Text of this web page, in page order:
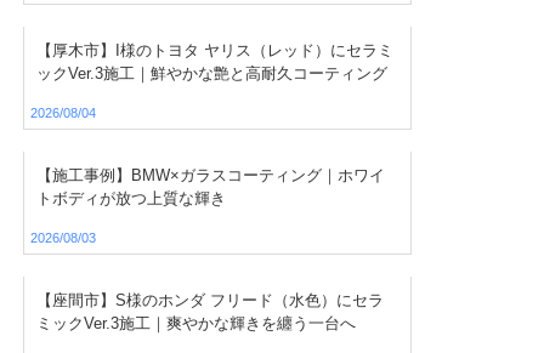
【厚木市】I様のトヨタ ヤリス（レッド）にセラミ
ックVer.3施工｜鮮やかな艶と高耐久コーティング
2026/08/04
【施工事例】BMW×ガラスコーティング｜ホワイ
トボディが放つ上質な輝き
2026/08/03
【座間市】S様のホンダ フリード（水色）にセラ
ミックVer.3施工｜爽やかな輝きを纏う一台へ